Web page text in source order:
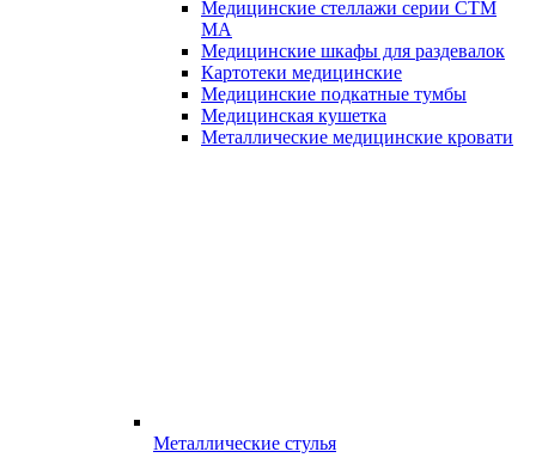
Медицинские стеллажи серии СТМ
МА
Медицинские шкафы для раздевалок
Картотеки медицинские
Медицинские подкатные тумбы
Медицинская кушетка
Металлические медицинские кровати
Металлические стулья